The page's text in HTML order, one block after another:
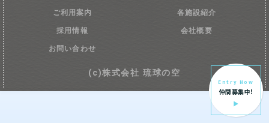
Entry Now
仲間募集中!
ご利用案内 各施設紹介
採用情報 会社概要
お問い合わせ
(c)株式会社 琉球の空